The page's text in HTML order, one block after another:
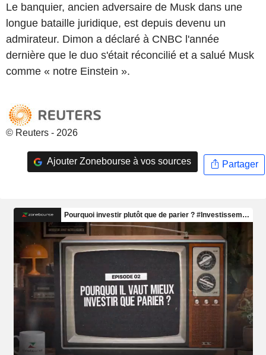
Le banquier, ancien adversaire de Musk dans une
longue bataille juridique, est depuis devenu un
admirateur. Dimon a déclaré à CNBC l'année
dernière que le duo s'était réconcilié et a salué Musk
comme « notre Einstein ».
© Reuters - 2026
Ajouter Zonebourse à vos sources Partager